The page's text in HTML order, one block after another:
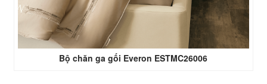
Bộ chăn ga gối Everon ESTMC26006